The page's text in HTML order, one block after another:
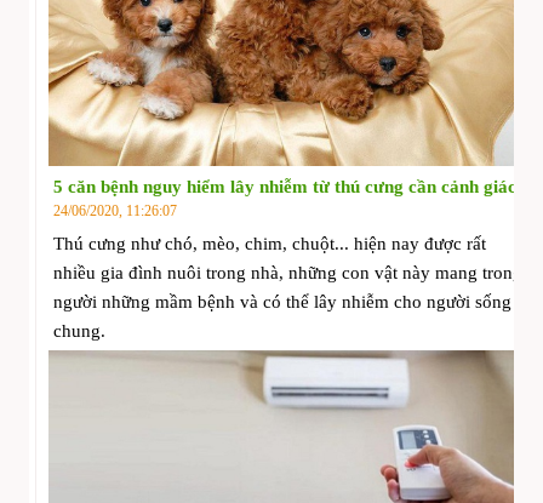
5 căn bệnh nguy hiểm lây nhiễm từ thú cưng cần cảnh giác
24/06/2020, 11:26:07
Thú cưng như chó, mèo, chim, chuột... hiện nay được rất
nhiều gia đình nuôi trong nhà, những con vật này mang trong
người những mầm bệnh và có thể lây nhiễm cho người sống
chung.